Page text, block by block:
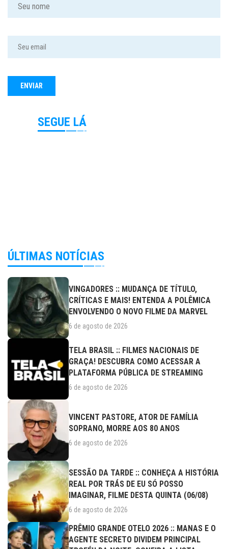
SEGUE LÁ
ÚLTIMAS NOTÍCIAS
VINGADORES :: MUDANÇA DE TÍTULO,
CRÍTICAS E MAIS! ENTENDA A POLÊMICA
ENVOLVENDO O NOVO FILME DA MARVEL
6 de agosto de 2026
TELA BRASIL :: FILMES NACIONAIS DE
GRAÇA! DESCUBRA COMO ACESSAR A
PLATAFORMA PÚBLICA DE STREAMING
6 de agosto de 2026
VINCENT PASTORE, ATOR DE FAMÍLIA
SOPRANO, MORRE AOS 80 ANOS
6 de agosto de 2026
SESSÃO DA TARDE :: CONHEÇA A HISTÓRIA
REAL POR TRÁS DE EU SÓ POSSO
IMAGINAR, FILME DESTA QUINTA (06/08)
6 de agosto de 2026
PRÊMIO GRANDE OTELO 2026 :: MANAS E O
AGENTE SECRETO DIVIDEM PRINCIPAL